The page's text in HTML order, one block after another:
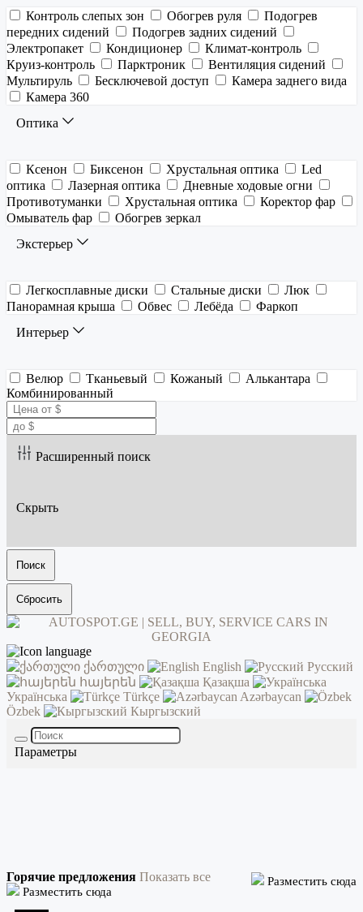
Контроль слепых зон Обогрев руля
Подогрев
передних сидений
Подогрев задних сидений
Электропакет
Кондиционер
Климат-контроль
Круиз-контроль
Парктроник
Вентиляция сидений
Мультируль
Бесключевой доступ
Камера заднего вида
Камера 360
Оптика
Ксенон Биксенон Хрустальная оптика
Led
оптика
Лазерная оптика
Дневные ходовые огни
Противотуманки
Хрустальная оптика
Коректор фар
Омыватель фар
Обогрев зеркал
Экстерьер
Легкосплавные диски Стальные диски
Люк
Панорамная крыша
Обвес Лебёда
Фаркоп
Интерьер
Велюр Тканьевый Кожаный
Алькантара
Комбинированный
Расширенный поиск
Скрыть
Поиск
Сбросить
ქართული English
Русский
հայերեն
Қазақша
Українська
Türkçe
Azərbaycan
Özbek
Кыргызский
Параметры
Горячие предложения Показать все
Разместить сюда
Разместить сюда